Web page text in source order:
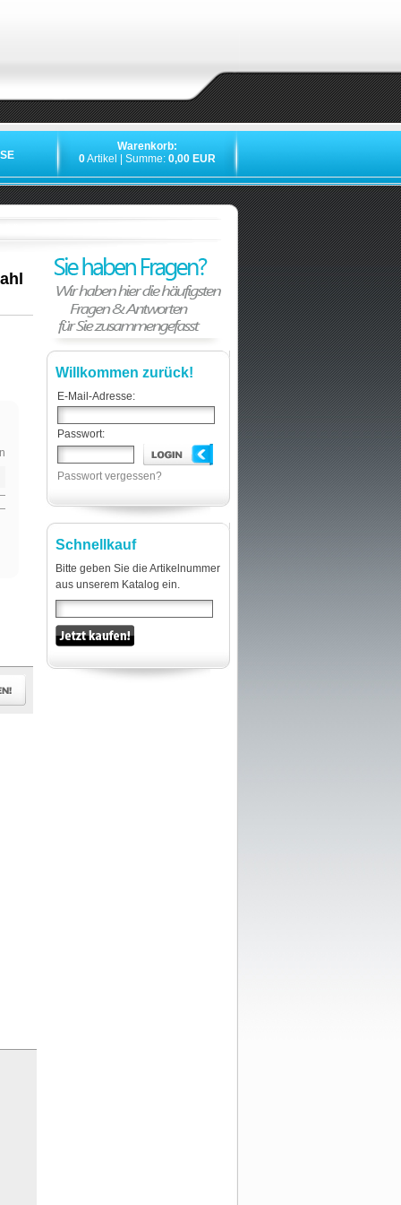
Warenkorb:
0Artikel | Summe: 0,00 EUR
Willkommen zurück!
E-Mail-Adresse:
Passwort:
Passwort vergessen?
Schnellkauf
Bitte geben Sie die Artikelnummer
aus unserem Katalog ein.